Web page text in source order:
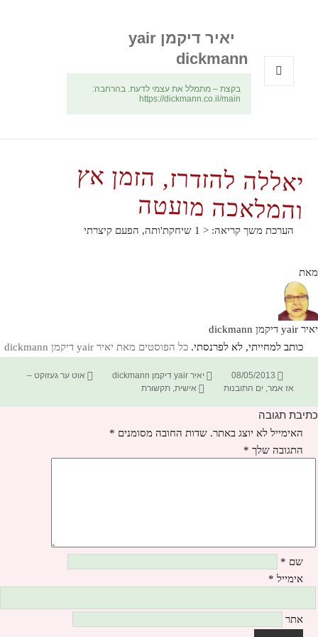
יאיר דיקמן yair
dickmann
בקצת – מתמלל את עצמי לדעת. בהרחבה:
https://dickmann.co.il/main
יאללה להזדרז, הזמן אץ
והמלאכה מועטה
הערכת משך קריאה: < 1 שיחקת'ותה, הפעם קיצרתי
מאת
יאיר yair דיקמן dickmann
כותב למחייתי, לא לפרנסתי. כל הפוסטים מאת יאיר yair דיקמן dickmann‏
פורסם
בתאריך
08/05/2013 מחבר
יאיר yair דיקמן dickmann קטגוריות
אוט ער געזוקט –
אז אמר, ים התובנות תגיות
אישית,תקשורת
כתיבת תגובה
האימייל לא יוצג באתר. שדות החובה מסומנים *
התגובה שלך *
שם *
אימייל *
אתר